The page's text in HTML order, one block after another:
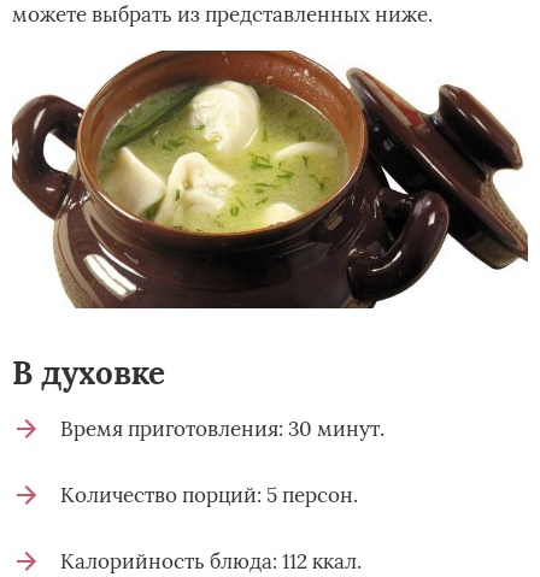
можете выбрать из представленных ниже.
В духовке
Время приготовления: 30 минут.
Количество порций: 5 персон.
Калорийность блюда: 112 ккал.